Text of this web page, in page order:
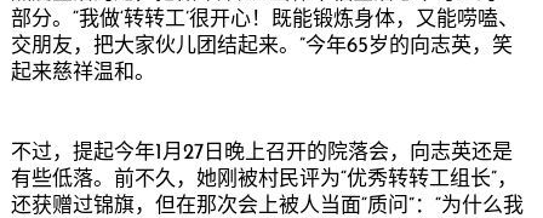
部分。“我做‘转转工’很开心！既能锻炼身体，又能唠嗑、
交朋友，把大家伙儿团结起来。”今年65岁的向志英，笑
起来慈祥温和。
不过，提起今年1月27日晚上召开的院落会，向志英还是
有些低落。前不久，她刚被村民评为“优秀转转工组长”，
还获赠过锦旗，但在那次会上被人当面“质问”：“为什么我